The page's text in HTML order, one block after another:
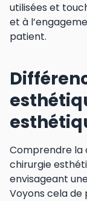
utilisées et
et à
patient.
Comprendre la
chirurgie
envisageant
Voyons cela de